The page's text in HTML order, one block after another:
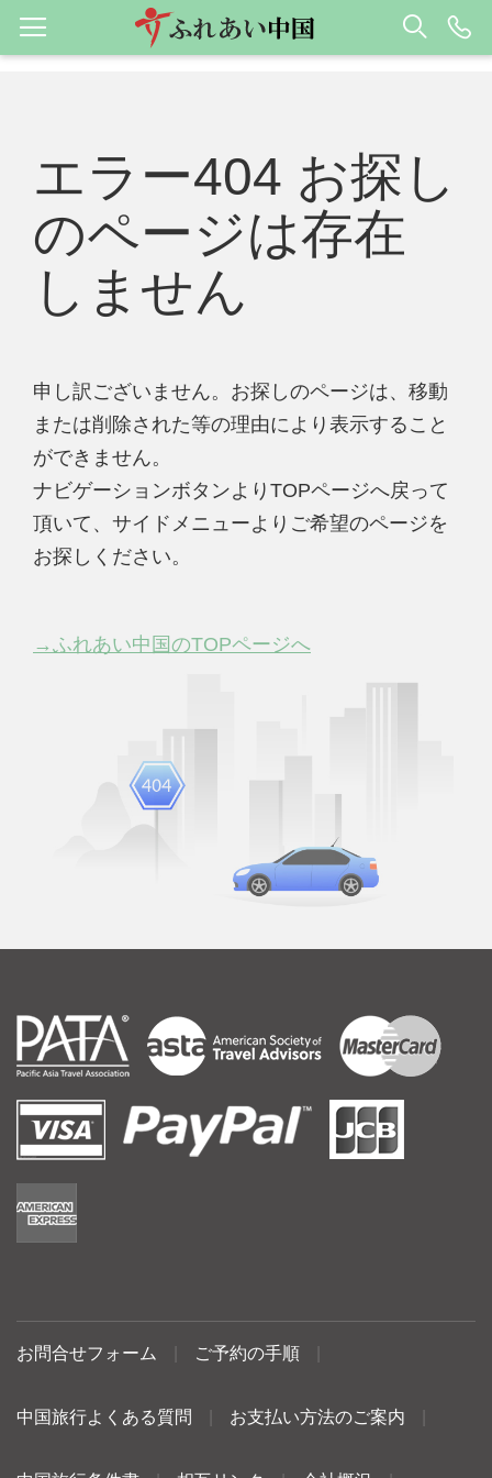
エラー404 お探し
のページは存在
しません
申し訳ございません。お探しのページは、移動
または削除された等の理由により表示すること
ができません。
ナビゲーションボタンよりTOPページへ戻って
頂いて、サイドメニューよりご希望のページを
お探しください。
→ふれあい中国のTOPページへ
お問合せフォーム ご予約の手順
中国旅行よくある質問 お支払い方法のご案内